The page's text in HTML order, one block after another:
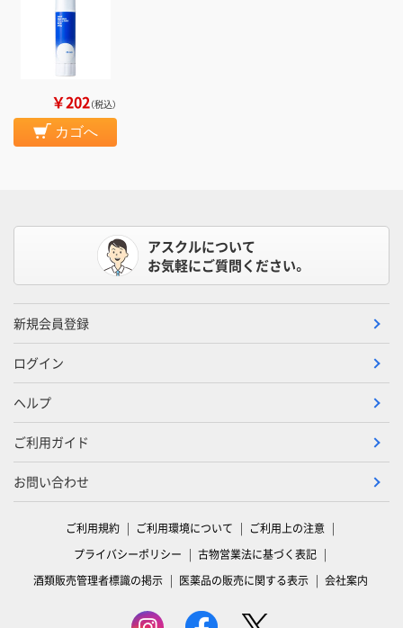
￥202（税込）
カゴへ
アスクルについて
お気軽にご質問ください。
新規会員登録
ログイン
ヘルプ
ご利用ガイド
お問い合わせ
ご利用規約 ご利用環境について
ご利用上の注意
プライバシーポリシー
古物営業法に基づく表記
酒類販売管理者標識の掲示
医薬品の販売に関する表示 会社案内